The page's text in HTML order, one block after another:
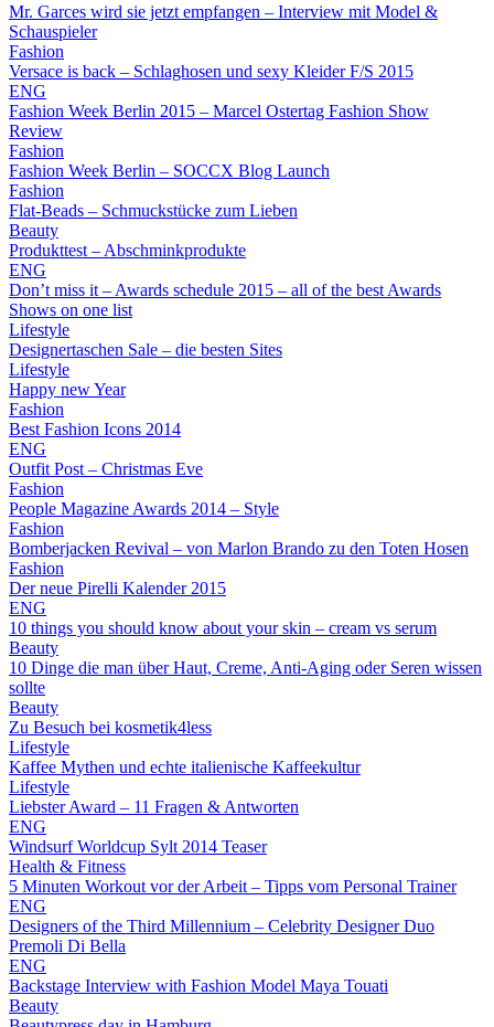
Mr. Garces wird sie jetzt empfangen – Interview mit Model &
Schauspieler
Fashion
Versace is back – Schlaghosen und sexy Kleider F/S 2015
ENG
Fashion Week Berlin 2015 – Marcel Ostertag Fashion Show
Review
Fashion
Fashion Week Berlin – SOCCX Blog Launch
Fashion
Flat-Beads – Schmuckstücke zum Lieben
Beauty
Produkttest – Abschminkprodukte
ENG
Don’t miss it – Awards schedule 2015 – all of the best Awards
Shows on one list
Lifestyle
Designertaschen Sale – die besten Sites
Lifestyle
Happy new Year
Fashion
Best Fashion Icons 2014
ENG
Outfit Post – Christmas Eve
Fashion
People Magazine Awards 2014 – Style
Fashion
Bomberjacken Revival – von Marlon Brando zu den Toten Hosen
Fashion
Der neue Pirelli Kalender 2015
ENG
10 things you should know about your skin – cream vs serum
Beauty
10 Dinge die man über Haut, Creme, Anti-Aging oder Seren wissen
sollte
Beauty
Zu Besuch bei kosmetik4less
Lifestyle
Kaffee Mythen und echte italienische Kaffeekultur
Lifestyle
Liebster Award – 11 Fragen & Antworten
ENG
Windsurf Worldcup Sylt 2014 Teaser
Health & Fitness
5 Minuten Workout vor der Arbeit – Tipps vom Personal Trainer
ENG
Designers of the Third Millennium – Celebrity Designer Duo
Premoli Di Bella
ENG
Backstage Interview with Fashion Model Maya Touati
Beauty